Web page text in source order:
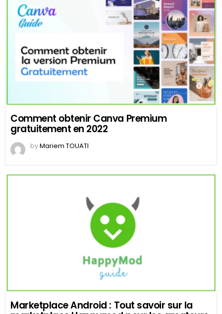
Comment obtenir Canva Premium
gratuitement en 2022
byMariem TOUATI
Marketplace Android : Tout savoir sur la